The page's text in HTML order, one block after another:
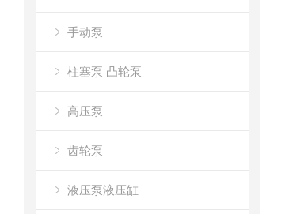
手动泵
柱塞泵 凸轮泵
高压泵
齿轮泵
液压泵液压缸